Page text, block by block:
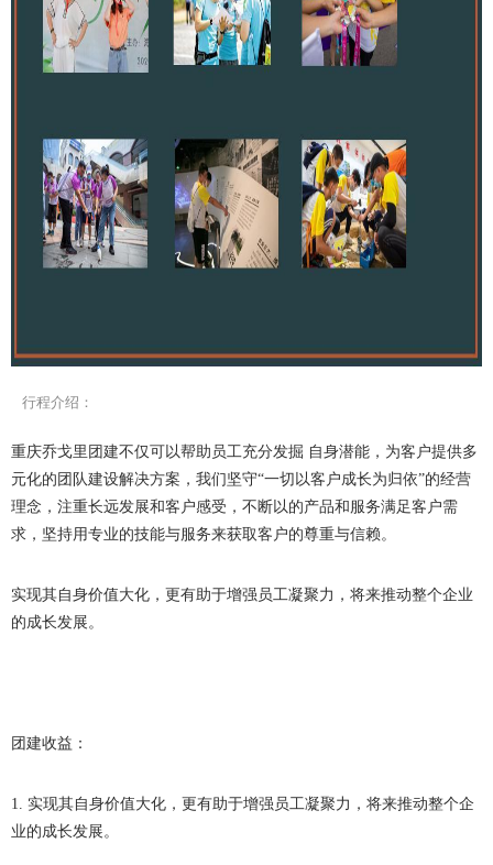
行程介绍：
重庆乔戈里团建不仅可以帮助员工充分发掘 自身潜能，为客户提供多
元化的团队建设解决方案，我们坚守“一切以客户成长为归依”的经营
理念，注重长远发展和客户感受，不断以的产品和服务满足客户需
求，坚持用专业的技能与服务来获取客户的尊重与信赖。
实现其自身价值大化，更有助于增强员工凝聚力，将来推动整个企业
的成长发展。
团建收益：
1. 实现其自身价值大化，更有助于增强员工凝聚力，将来推动整个企
业的成长发展。